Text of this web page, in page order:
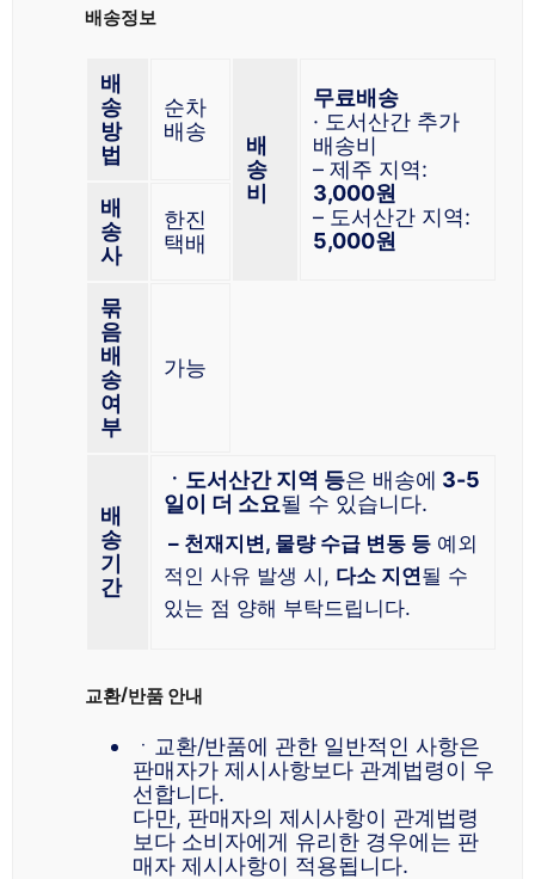
배송정보
배
송
방
법
순차
배송
배
송
비
무료배송
· 도서산간 추가
배송비
– 제주 지역:
3,000원
– 도서산간 지역:
5,000원
배
송
사
한진
택배
묶
음
배
송
여
부
가능
배
송
기
간
ㆍ도서산간 지역 등은 배송에 3-5
일이 더 소요될 수 있습니다.
– 천재지변, 물량 수급 변동 등 예외
적인 사유 발생 시, 다소 지연될 수
있는 점 양해 부탁드립니다.
교환/반품 안내
ㆍ교환/반품에 관한 일반적인 사항은
판매자가 제시사항보다 관계법령이 우
선합니다.
다만, 판매자의 제시사항이 관계법령
보다 소비자에게 유리한 경우에는 판
매자 제시사항이 적용됩니다.